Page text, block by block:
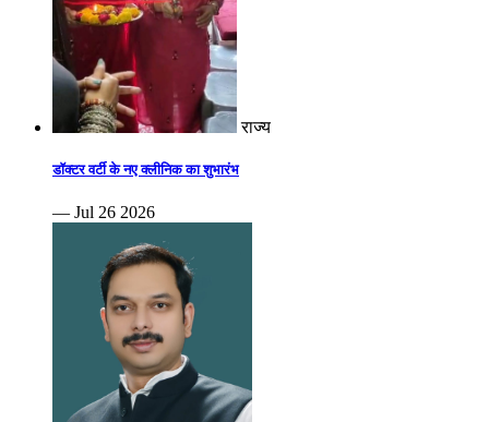
राज्य
डॉक्टर वर्टी के नए क्लीनिक का शुभारंभ
— Jul 26 2026